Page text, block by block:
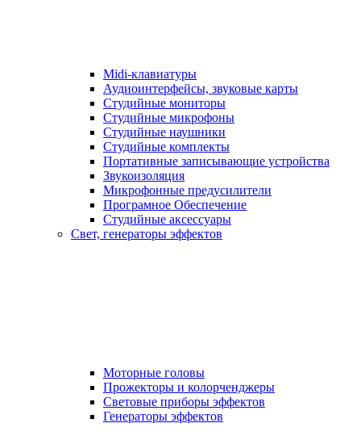
Midi-клавиатуры
Аудиоинтерфейсы, звуковые карты
Студийные мониторы
Студийные микрофоны
Студийные наушники
Студийные комплекты
Портативные записывающие устройства
Звукоизоляция
Микрофонные предусилители
Програмное Обеспечение
Студийные аксессуары
Свет, генераторы эффектов
Моторные головы
Прожекторы и колорченджеры
Световые приборы эффектов
Генераторы эффектов